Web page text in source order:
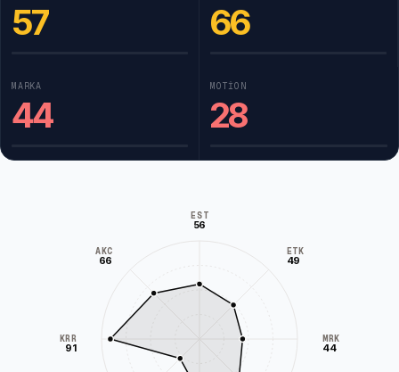
57 66
MARKA
44
MOTION
28
EST
56
ETK
49
MRK
44
KRR
91
AKC
66